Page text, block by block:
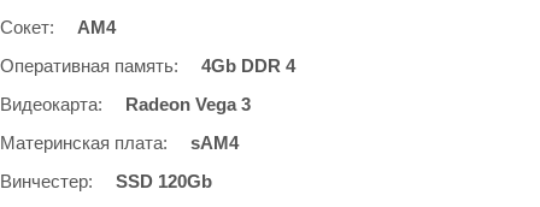
Сокет:
AM4
Оперативная память:
4Gb DDR 4
Видеокарта:
Radeon Vega 3
Материнская плата:
sAM4
Винчестер:
SSD 120Gb